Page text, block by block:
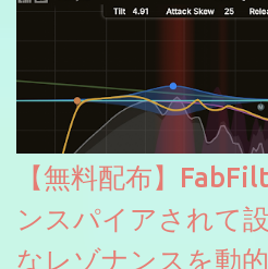
【無料配布】
ンスパイアされて
なレゾナンスを動